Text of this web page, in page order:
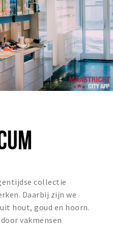
collectie
Daarbij zijn we
hout, goud en hoorn.
vakmensen